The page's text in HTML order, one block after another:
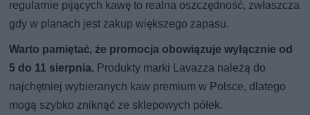
regularnie pijących kawę to realna oszczędność, zwłaszcza
gdy w planach jest zakup większego zapasu.
Warto pamiętać, że promocja obowiązuje wyłącznie od
5 do 11 sierpnia. Produkty marki Lavazza należą do
najchętniej wybieranych kaw premium w Polsce, dlatego
mogą szybko zniknąć ze sklepowych półek.